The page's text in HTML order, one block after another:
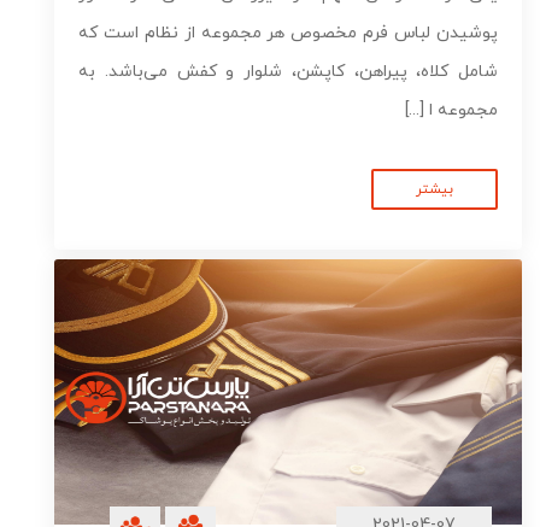
پوشیدن لباس فرم مخصوص هر مجموعه از نظام است که
شامل کلاه، پیراهن، کاپشن، شلوار و کفش می‌باشد. به
مجموعه ا [...]
بیشتر